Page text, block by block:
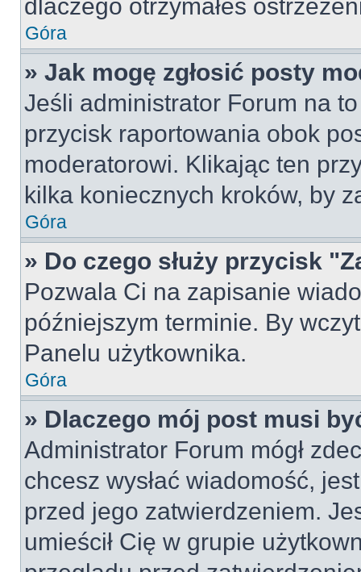
dlaczego otrzymałeś
Góra
» Jak mogę zgłosić posty
Jeśli administrator Forum na
przycisk raportowania obok
moderatorowi. Klikając ten
kilka koniecznych kroków, by
Góra
» Do czego służy przycisk
Pozwala Ci na zapisanie
późniejszym terminie. By
Panelu użytkownika.
Góra
» Dlaczego mój post musi
Administrator Forum mógł
chcesz wysłać wiadomość,
przed jego zatwierdzeniem.
umieścił Cię w grupie